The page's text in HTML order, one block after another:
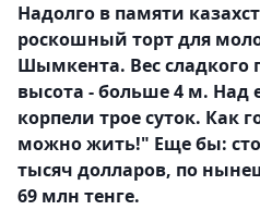
Надолго в памяти
роскошный торт для
Шымкента. Вес сладкого
высота - больше 4 м. Над
корпели трое суток. Как
можно жить!" Еще бы:
тысяч долларов, по
69 млн тенге.